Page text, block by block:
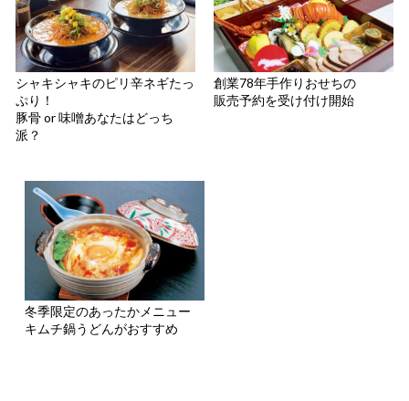
シャキシャキのピリ辛ネギたっ
ぷり！
豚骨 or 味噌あなたはどっち
派？
創業78年手作りおせちの
販売予約を受け付け開始
冬季限定のあったかメニュー
キムチ鍋うどんがおすすめ